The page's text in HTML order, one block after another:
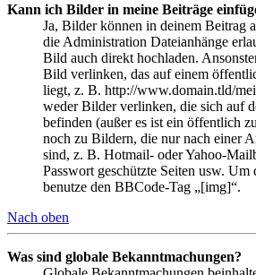
Kann ich Bilder in meine Beiträge
Ja, Bilder können in deinem Beitrag
die Administration Dateianhänge
Bild auch direkt hochladen.
Bild verlinken, das auf einem
liegt, z. B. http://www.domain.tld/
weder Bilder verlinken, die sich auf
befinden (außer es ist ein öffentlich
noch zu Bildern, die nur nach einer
sind, z. B. Hotmail- oder Yahoo-
Passwort geschützte Seiten usw. Um
benutze den BBCode-Tag „[img]“.
Nach oben
Was sind globale Bekanntmachungen?